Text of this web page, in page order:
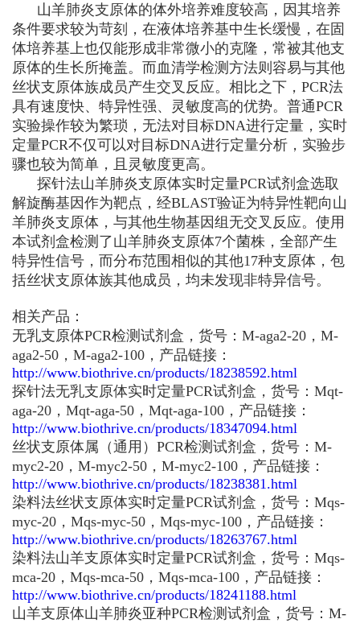
山羊肺炎支原体的体外培养难度较高，因其培养
条件要求较为苛刻，在液体培养基中生长缓慢，在固
体培养基上也仅能形成非常微小的克隆，常被其他支
原体的生长所掩盖。而血清学检测方法则容易与其他
丝状支原体族成员产生交叉反应。相比之下，PCR法
具有速度快、特异性强、灵敏度高的优势。普通PCR
实验操作较为繁琐，无法对目标DNA进行定量，实时
定量PCR不仅可以对目标DNA进行定量分析，实验步
骤也较为简单，且灵敏度更高。
探针法山羊肺炎支原体实时定量PCR试剂盒选取
解旋酶基因作为靶点，经BLAST验证为特异性靶向山
羊肺炎支原体，与其他生物基因组无交叉反应。使用
本试剂盒检测了山羊肺炎支原体7个菌株，全部产生
特异性信号，而分布范围相似的其他17种支原体，包
括丝状支原体族其他成员，均未发现非特异信号。
相关产品：
无乳支原体PCR检测试剂盒，货号：M-aga2-20，M-
aga2-50，M-aga2-100，产品链接：
http://www.biothrive.cn/products/18238592.html
探针法无乳支原体实时定量PCR试剂盒，货号：Mqt-
aga-20，Mqt-aga-50，Mqt-aga-100，产品链接：
http://www.biothrive.cn/products/18347094.html
丝状支原体属（通用）PCR检测试剂盒，货号：M-
myc2-20，M-myc2-50，M-myc2-100，产品链接：
http://www.biothrive.cn/products/18238381.html
染料法丝状支原体实时定量PCR试剂盒，货号：Mqs-
myc-20，Mqs-myc-50，Mqs-myc-100，产品链接：
http://www.biothrive.cn/products/18263767.html
染料法山羊支原体实时定量PCR试剂盒，货号：Mqs-
mca-20，Mqs-mca-50，Mqs-mca-100，产品链接：
http://www.biothrive.cn/products/18241188.html
山羊支原体山羊肺炎亚种PCR检测试剂盒，货号：M-